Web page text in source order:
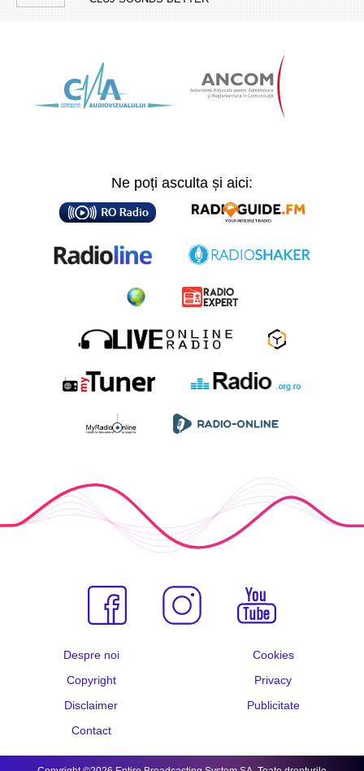
Ne poți asculta și aici:
Despre noi
Cookies
Copyright
Privacy
Disclaimer
Publicitate
Contact